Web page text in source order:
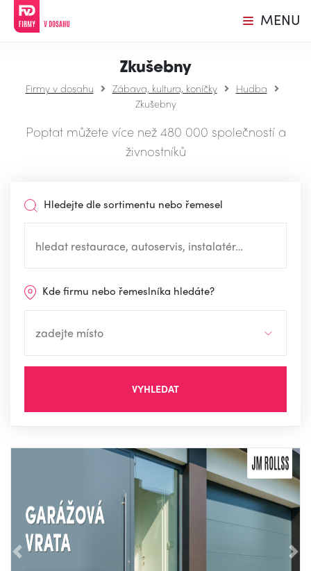
MENU
Zkušebny
Firmy v dosahu Zábava, kultura, koníčky
Hudba
Zkušebny
Poptat můžete více než 480 000 společností a
živnostníků
Hledejte dle sortimentu nebo řemesel
Kde firmu nebo řemeslníka hledáte?
VYHLEDAT
Předchozí